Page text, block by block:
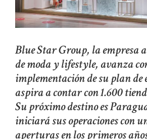
Blue Star Group, la empresa
de moda y lifestyle, avanza
implementación de su plan de
aspira a contar con 1.600
Su próximo destino es
iniciará sus operaciones con
aperturas en los primeros